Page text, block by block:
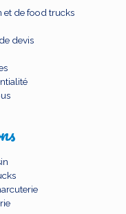
et de food trucks
devis